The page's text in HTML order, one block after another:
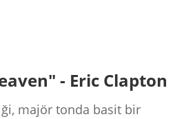
- Eric Clapton
majör tonda basit bir